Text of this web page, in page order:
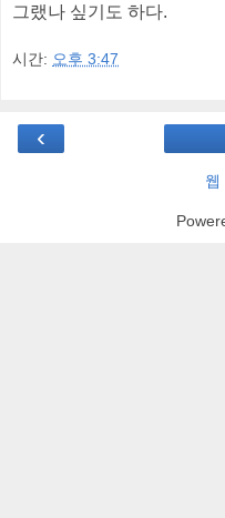
그랬나 싶기도 하다.
시간: 오후 3:47
‹
웹